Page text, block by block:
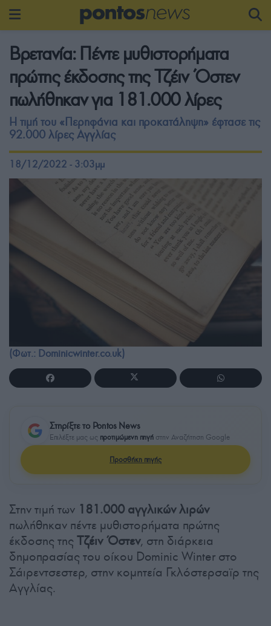
Βρετανία: Πέντε μυθιστορήματα
πρώτης έκδοσης της Τζέιν Όστεν
πωλήθηκαν για 181.000 λίρες
Η τιμή του «Περηφάνια και προκατάληψη» έφτασε τις
92.000 λίρες Αγγλίας
18/12/2022 - 3:03μμ
(Φωτ.: Dominicwinter.co.uk)
Στηρίξτε το Pontos News
Επιλέξτε μας ως προτιμώμενη πηγή στην Αναζήτηση Google
Προσθήκη πηγής
Στην τιμή των 181.000 αγγλικών λιρών
πωλήθηκαν πέντε μυθιστορήματα πρώτης
έκδοσης της Τζέιν Όστεν, στη διάρκεια
δημοπρασίας του οίκου Dominic Winter στο
Σάιρεντσεστερ, στην κομητεία Γκλόστερσαϊρ της
Αγγλίας.